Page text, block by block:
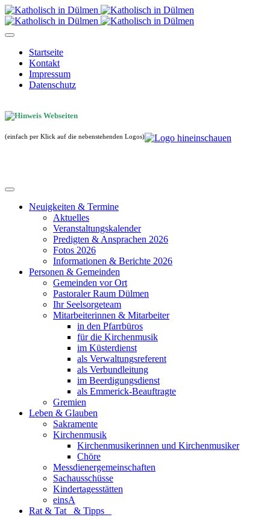
Startseite
Kontakt
Impressum
Datenschutz
(einfach per Klick auf die nebenstehenden Logos)
Neuigkeiten & Termine
Aktuelles
Veranstaltungskalender
Predigten & Ansprachen 2026
Fotos 2026
Informationen & Berichte 2026
Personen & Gemeinden
Gemeinden vor Ort
Pastoraler Raum Dülmen
Ihr Seelsorgeteam
Mitarbeiterinnen & Mitarbeiter
in den Pfarrbüros
für die Kirchenmusik
im Küsterdienst
als Verwaltungsreferent
als Verbundleitung
im Beerdigungsdienst
als Emmerick-Beauftragte
Gremien
Leben & Glauben
Sakramente
Kirchenmusik
Kirchenmusikerinnen und Kirchenmusiker
Chöre
Messdienergemeinschaften
Sachausschüsse
Kindertagesstätten
einsA
Rat & Tat & Tipps